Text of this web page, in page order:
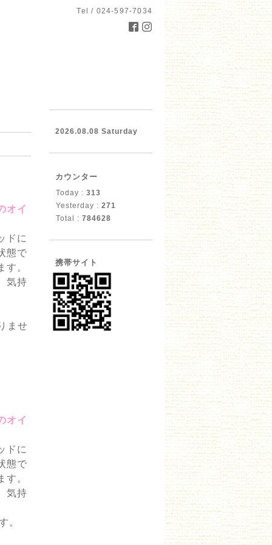
Tel / 024-597-7034
オイ
ドに
態で
す。
気持
ませ
オイ
ドに
態で
す。
気持
。
2026.08.08 Saturday
カウンター
Today : 313
Yesterday : 271
Total : 784628
携帯サイト